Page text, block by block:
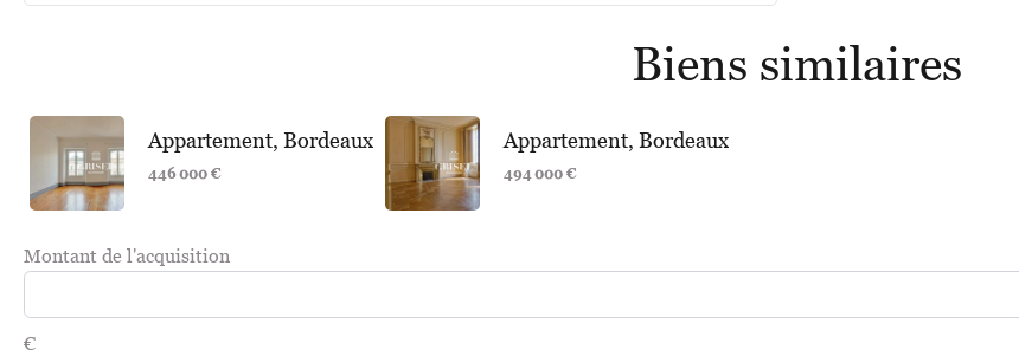
Biens similaires
Appartement, Bordeaux
446 000 €
Appartement, Bordeaux
494 000 €
Montant de l'acquisition
€